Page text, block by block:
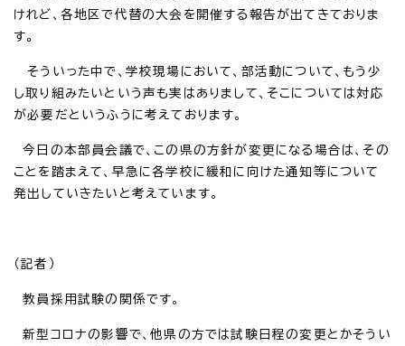
けれど、各地区で代替の大会を開催する報告が出てきておりま
す。
そういった中で、学校現場において、部活動について、もう少
し取り組みたいという声も実はありまして、そこについては対応
が必要だというふうに考えております。
今日の本部員会議で、この県の方針が変更になる場合は、その
ことを踏まえて、早急に各学校に緩和に向けた通知等について
発出していきたいと考えています。
（記者）
教員採用試験の関係です。
新型コロナの影響で、他県の方では試験日程の変更とかそうい